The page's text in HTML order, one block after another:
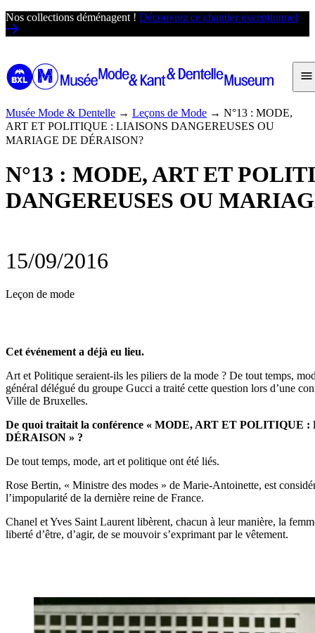
Passer
au
Nos collections déménagent ! Découvrez ce chantier exceptionnel
Musée Mode & Dentelle → Leçons de Mode → N°13 : MODE,
ART ET POLITIQUE : LIAISONS DANGEREUSES OU
MARIAGE DE DÉRAISON?
N°13 : MODE, ART ET
DANGEREUSES OU
15/09/2016
Leçon de mode
Cet événement a déjà eu lieu.
Art et Politique seraient-ils les piliers de la mode ? De tout temps,
général délégué du groupe Gucci a traité cette question lors d’une
Ville de Bruxelles.
De quoi traitait la conférence « MODE, ART ET
DÉRAISON » ?
De tout temps, mode, art et politique ont été liés.
Rose Bertin, « Ministre des modes » de Marie-Antoinette, est
l’impopularité de la dernière reine de France.
Chanel et Yves Saint Laurent libèrent, chacun à leur manière, la
liberté d’être, d’agir, de se mouvoir s’exprimant par le vêtement.